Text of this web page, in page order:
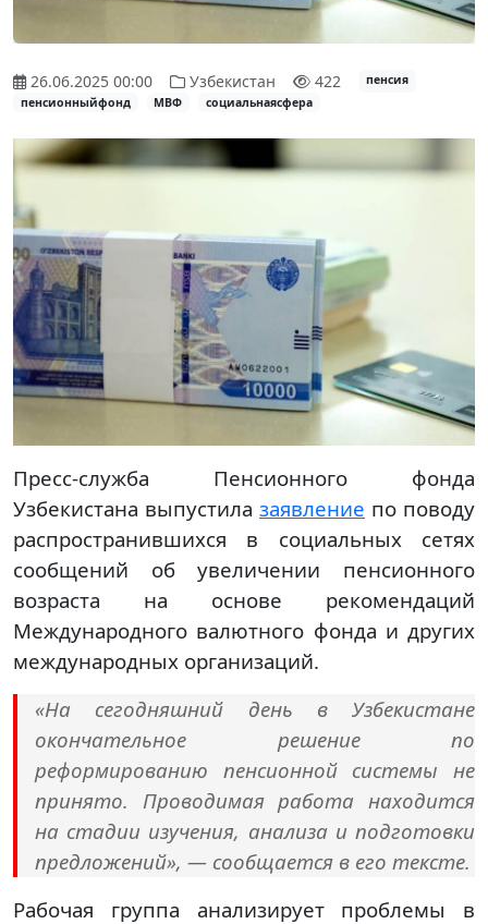
26.06.2025 00:00 Узбекистан 422
пенсия
пенсионныйфонд
МВФ социальнаясфера
Пресс-служба Пенсионного фонда
Узбекистана выпустила заявление по поводу
распространившихся в социальных сетях
сообщений об увеличении пенсионного
возраста на основе рекомендаций
Международного валютного фонда и других
международных организаций.
«На сегодняшний день в Узбекистане
окончательное решение по
реформированию пенсионной системы не
принято. Проводимая работа находится
на стадии изучения, анализа и подготовки
предложений», — сообщается в его тексте.
Рабочая группа анализирует проблемы в